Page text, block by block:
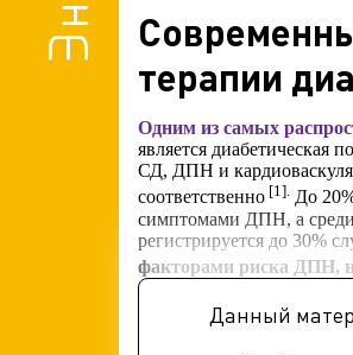
терапии
Одним из самых
является диабетическая
СД, ДПН и
соответственно [1]. До
симптомами ДПН, а
регистрируется до 30%
факторами риска ДПН,
Данный